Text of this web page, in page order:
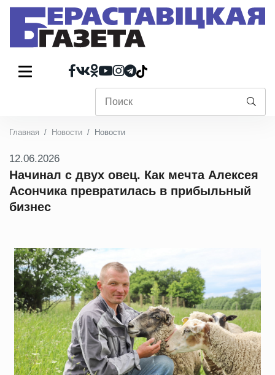
Главная Новости Новости
12.06.2026
Начинал с двух овец. Как мечта Алексея
Асончика превратилась в прибыльный
бизнес